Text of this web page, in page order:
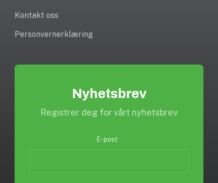
Kontakt oss
Personvernerklæring
Nyhetsbrev
Registrer deg for vårt nyhetsbrev
E-post